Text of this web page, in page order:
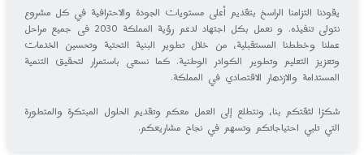
يقودنا التزامنا الراسخ بتقديم أعلى مستويات الجودة والاحترافية في كل مشروع
نتولى تنفيذه. و نعمل بكل اجتهاد لدعم رؤية المملكة 2030 فى جميع مراحل
عملنا وخططنا المستقبلية، من خلال تطوير البنية التحتية وتحسين الخدمات
وتعزيز التعليم وتطوير الكوادر الوطنية. كما نسعى باستمرار لتحقيق التنمية
المستدامة والازدهار الاقتصادي في المملكة.
شكرًا لثقتكم بنا، ونتطلع إلى العمل معكم وتقديم الحلول المبتكرة والمتطورة
التي تلبي احتياجاتكم وتسهم في نجاح مشاريعكم.